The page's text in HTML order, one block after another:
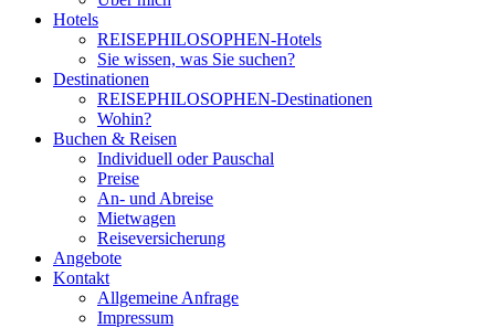
Hotels
REISEPHILOSOPHEN-Hotels
Sie wissen, was Sie suchen?
Destinationen
REISEPHILOSOPHEN-Destinationen
Wohin?
Buchen & Reisen
Individuell oder Pauschal
Preise
An- und Abreise
Mietwagen
Reiseversicherung
Angebote
Kontakt
Allgemeine Anfrage
Impressum